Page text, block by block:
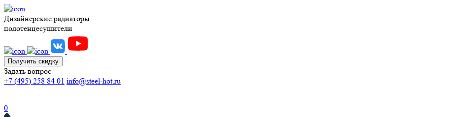
Дизайнерские радиаторы
полотенцесушители
Получить скидку
Задать вопрос
+7 (495) 258 84 01 info@steel-hot.ru
0